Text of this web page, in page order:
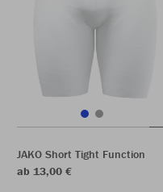
JAKO Short Tight Function
ab 13,00 €